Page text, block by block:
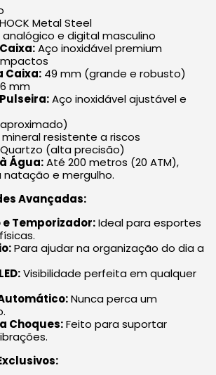
Metal Steel
analógico e digital masculino
Aço inoxidável premium
Caixa: 49 mm (grande e robusto)
mm
Aço inoxidável ajustável e
resistente a riscos
Quartzo (alta precisão)
Água:Até 200 metros (20 ATM),
e mergulho.
Avançadas:
Temporizador:Ideal para esportes
Para ajudar na organização do dia a
Visibilidade perfeita em qualquer
Nunca perca um
Choques:Feito para suportar